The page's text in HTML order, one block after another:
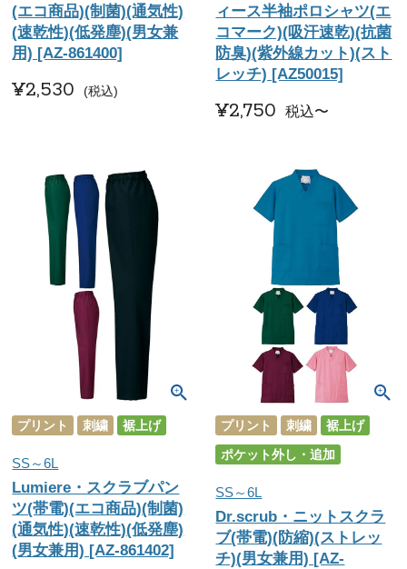
(エコ商品)(制菌)(通気性)
(速乾性)(低発塵)(男女兼
用) [AZ-861400]
¥2,530 税込
ィース半袖ポロシャツ(エ
コマーク)(吸汗速乾)(抗菌
防臭)(紫外線カット)(スト
レッチ) [AZ50015]
¥2,750 税込〜
プリント 刺繍 裾上げ
SS～6L
Lumiere・スクラブパン
ツ(帯電)(エコ商品)(制菌)
(通気性)(速乾性)(低発塵)
(男女兼用) [AZ-861402]
プリント 刺繍
裾上げ
ポケット外し・追加
SS～6L
Dr.scrub・ニットスクラ
ブ(帯電)(防縮)(ストレッ
チ)(男女兼用) [AZ-